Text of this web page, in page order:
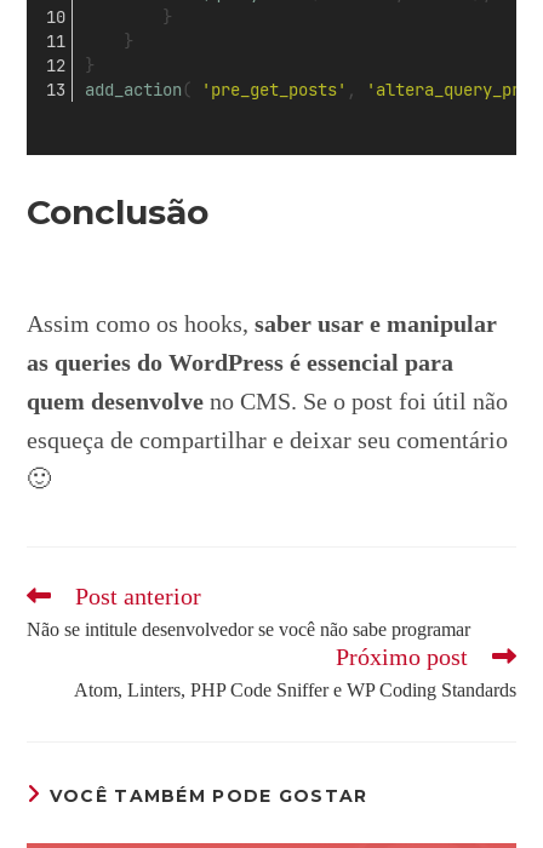
		}
	}
}
add_action ( 'pre_get_posts'
Conclusão
Assim como os hooks,saber usar e manipular
as queries do WordPress é essencial para
quem desenvolve no CMS. Se o post foi útil não
esqueça de compartilhar e deixar seu comentário
🙂
Leia
artigos
Post anterior
Não se intitule desenvolvedor se você não sabe programar
Próximo post
Atom, Linters, PHP Code Sniffer e WP Coding Standards
VOCÊ TAMBÉM PODE GOSTAR